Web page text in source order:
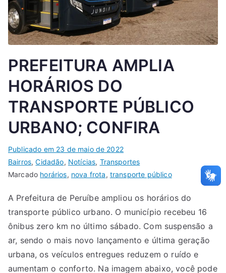
PREFEITURA AMPLIA
HORÁRIOS DO
TRANSPORTE PÚBLICO
URBANO; CONFIRA
Publicado em 23 de maio de 2022
Bairros,Cidadão, Notícias, Transportes
Marcado horários, nova frota, transporte público
A Prefeitura de Peruíbe ampliou os horários do
transporte público urbano. O município recebeu 16
ônibus zero km no último sábado. Com suspensão a
ar, sendo o mais novo lançamento e última geração
urbana, os veículos entregues reduzem o ruído e
aumentam o conforto. Na imagem abaixo, você pode